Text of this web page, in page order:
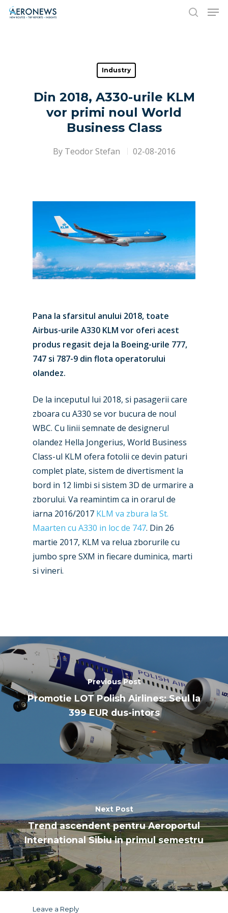
Hit enter to search or ESC to close
Industry
Din 2018, A330-urile KLM
vor primi noul World
Business Class
By Teodor Stefan 02-08-2016
Pana la sfarsitul anului 2018, toate
Airbus-urile A330 KLM vor oferi acest
produs regasit deja la Boeing-urile 777,
747 si 787-9 din flota operatorului
olandez.
De la inceputul lui 2018, si pasagerii care
zboara cu A330 se vor bucura de noul
WBC. Cu linii semnate de designerul
olandez Hella Jongerius, World Business
Class-ul KLM ofera fotolii ce devin paturi
complet plate, sistem de divertisment la
bord in 12 limbi si sistem 3D de urmarire a
zborului. Va reamintim ca in orarul de
iarna 2016/2017 KLM va zbura la St.
Maarten cu A330 in loc de 747. Din 26
martie 2017, KLM va relua zborurile cu
jumbo spre SXM in fiecare duminica, marti
si vineri.
Previous Post
Promotie LOT Polish Airlines: Seul la
399 EUR dus-intors
Next Post
Trend ascendent pentru Aeroportul
International Sibiu in primul semestru
Leave a Reply
New Routes
Industry
Accidents / Incidents
Airshows
Dubai 2025
Paris 2025
Farnborough 2024
Paris 2023
Business Jets
Military
Trip Reports
Marketplace
Jobs